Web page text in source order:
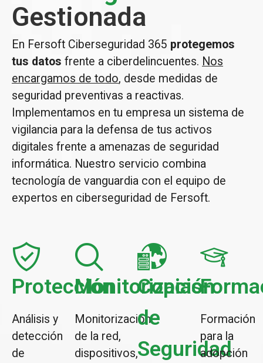
Gestionada
En Fersoft Ciberseguridad 365 protegemos
tus datos frente a ciberdelincuentes. Nos
encargamos de todo, desde medidas de
seguridad preventivas a reactivas.
Implementamos en tu empresa un sistema de
vigilancia para la defensa de tus activos
digitales frente a amenazas de seguridad
informática. Nuestro servicio combina
tecnología de vanguardia con el equipo de
expertos en ciberseguridad de Fersoft.
Protección
Análisis y
detección
de
Monitorización
Monitorización
de la red,
dispositivos,
Copias
de
Seguridad
Formación
para la
adopción